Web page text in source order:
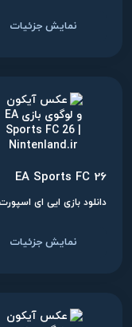
نمایش جزئیات
EA Sports FC 26
نمایش جزئیات